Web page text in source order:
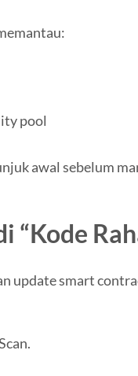
pool
awal sebelum
“Kode
update smart